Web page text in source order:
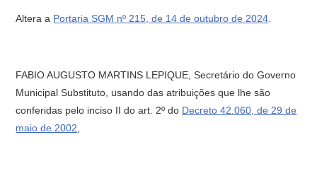
Altera a Portaria SGM nº 215, de 14 de outubro de 2024
FABIO AUGUSTO MARTINS LEPIQUE, Secretário do Governo
Municipal Substituto, usando das atribuições que lhe são
conferidas pelo inciso II do art. 2º do Decreto 42.060, de 29 de
maio de 2002